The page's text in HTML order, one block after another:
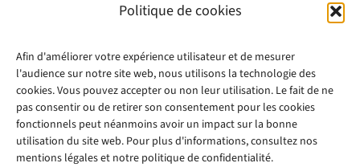
Politique de cookies
Afin d'améliorer votre expérience utilisateur et de mesurer
l'audience sur notre site web, nous utilisons la technologie des
cookies. Vous pouvez accepter ou non leur utilisation. Le fait de ne
pas consentir ou de retirer son consentement pour les cookies
fonctionnels peut néanmoins avoir un impact sur la bonne
utilisation du site web. Pour plus d'informations, consultez nos
mentions légales et notre politique de confidentialité.
Copyright 2012 - 2024 |Avada Website BuilderbyAvada| All Rights
Reserved | Powered byWordPress